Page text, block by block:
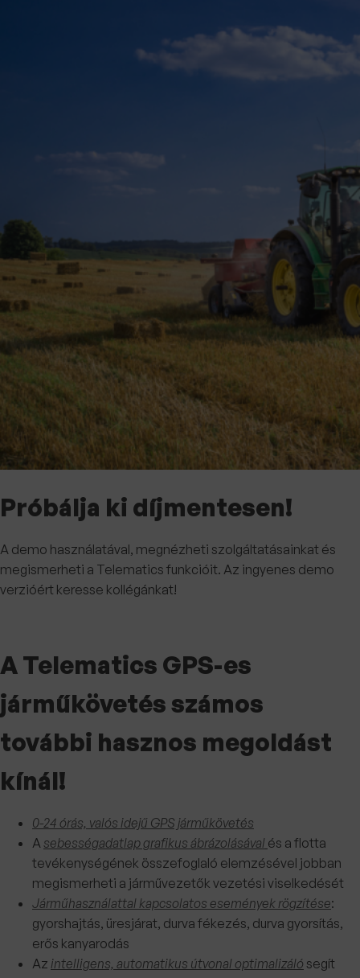
Próbálja ki díjmentesen!
A demo használatával, megnézheti szolgáltatásainkat és
megismerheti a Telematics funkcióit. Az ingyenes demo
verzióért keresse kollégánkat!
A Telematics GPS-es
járműkövetés számos
további hasznos megoldást
kínál!
0-24 órás, valós idejű GPS járműkövetés
Asebességadatlap grafikus ábrázolásával és a flotta
tevékenységének összefoglaló elemzésével jobban
megismerheti a járművezetők vezetési viselkedését
Járműhasználattal kapcsolatos események rögzítése:
gyorshajtás, üresjárat, durva fékezés, durva gyorsítás,
erős kanyarodás
Az intelligens, automatikus útvonal optimalizáló segít